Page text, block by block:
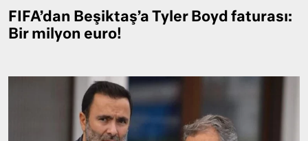
FIFA’dan Beşiktaş’a Tyler Boyd faturası:
Bir milyon euro!